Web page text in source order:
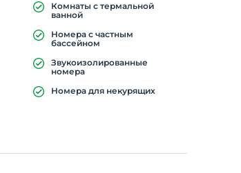
Комнаты с термальной
ванной
Номера с частным
бассейном
Звукоизолированные
номера
Номера для некурящих